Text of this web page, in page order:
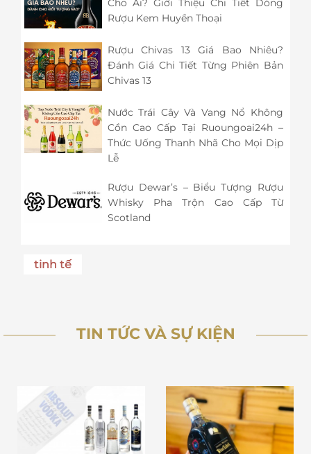
Cho Ai? Giới Thiệu Chi Tiết Dòng
Rượu Kem Huyền Thoại
Rượu Chivas 13 Giá Bao Nhiêu?
Đánh Giá Chi Tiết Từng Phiên Bản
Chivas 13
Nước Trái Cây Và Vang Nổ Không
Cồn Cao Cấp Tại Ruoungoai24h –
Thức Uống Thanh Nhã Cho Mọi Dịp
Lễ
Rượu Dewar’s – Biểu Tượng Rượu
Whisky Pha Trộn Cao Cấp Từ
Scotland
tinh tế
TIN TỨC VÀ SỰ KIỆN